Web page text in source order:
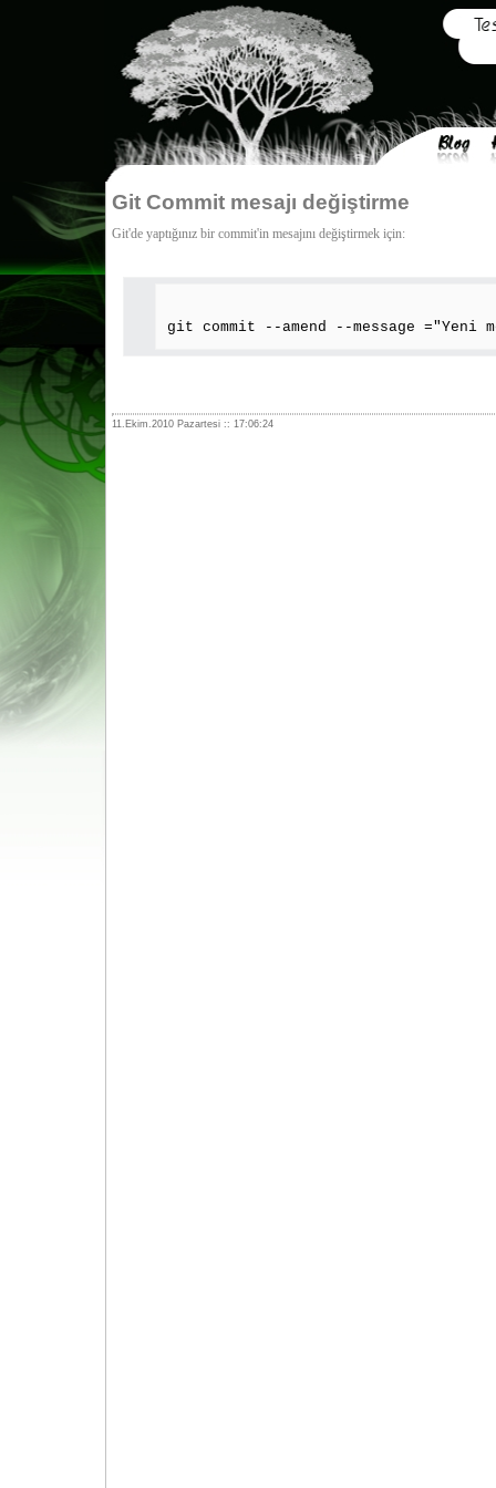
Git Commit mesajı değiştirme
Git'de yaptığınız bir commit'in mesajını değiştirmek için:
git commit --amend --message ="Yeni
11.Ekim.2010 Pazartesi :: 17:06:24